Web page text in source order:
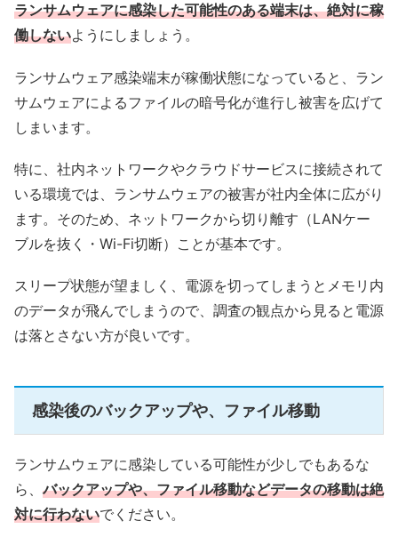
ランサムウェアに感染した可能性のある端末は、絶対に稼
働しないようにしましょう。
ランサムウェア感染端末が稼働状態になっていると、ラン
サムウェアによるファイルの暗号化が進行し被害を広げて
しまいます。
特に、社内ネットワークやクラウドサービスに接続されて
いる環境では、ランサムウェアの被害が社内全体に広がり
ます。そのため、ネットワークから切り離す（LANケー
ブルを抜く・Wi-Fi切断）ことが基本です。
スリープ状態が望ましく、電源を切ってしまうとメモリ内
のデータが飛んでしまうので、調査の観点から見ると電源
は落とさない方が良いです。
感染後のバックアップや、ファイル移動
ランサムウェアに感染している可能性が少しでもあるな
ら、バックアップや、ファイル移動などデータの移動は絶
対に行わないでください。